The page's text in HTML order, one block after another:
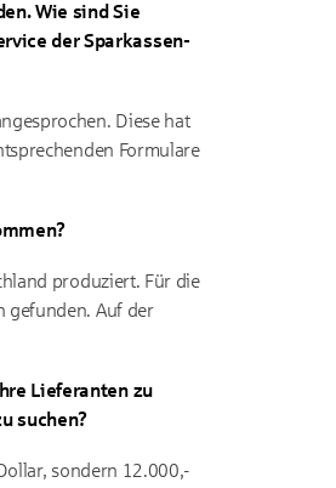
Wie sind Sie
der Sparkassen-
Diese hat
Formulare
produziert. Für die
gefunden. Auf der
Lieferanten zu
suchen?
sondern 12.000,-